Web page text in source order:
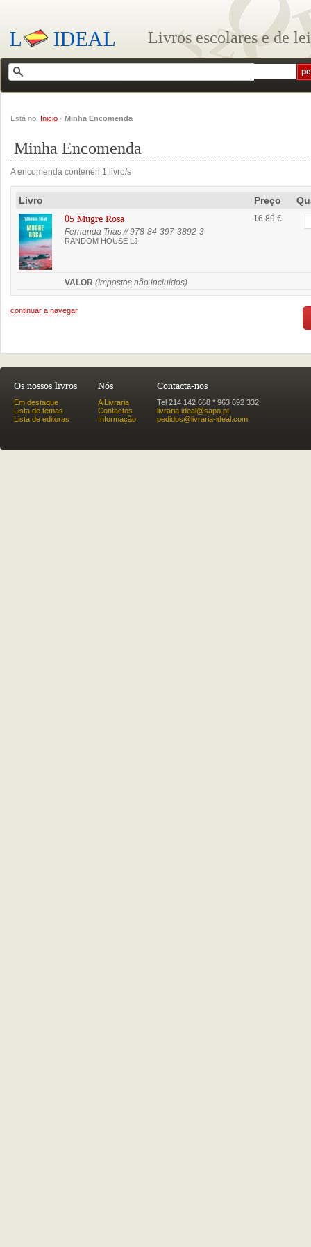
Livros escolares e de
Está no: Inicio · Minha Encomenda
Minha Encomenda
A encomenda contenén 1 livro/s
Livro Preço
05 Mugre Rosa
Fernanda Trias // 978-84-397-3892-3
RANDOM HOUSE LJ
16,89 €
VALOR (Impostos não incluidos)
continuar a navegar
Os nossos livros
Em destaque
Lista de temas
Lista de editoras
Nós
A Livraria
Contactos
Informação
Contacta-nos
Tel 214 142 668 * 963 692 332
livraria.ideal@sapo.pt
pedidos@livraria-ideal.com